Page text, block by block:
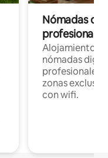
Nómadas
Alojamientos
nómadas
profesionales
zonas
con wifi.